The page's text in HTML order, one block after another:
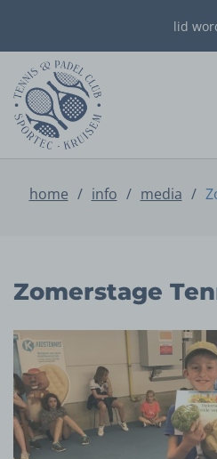
lid
home / info / media /
Zomerstage